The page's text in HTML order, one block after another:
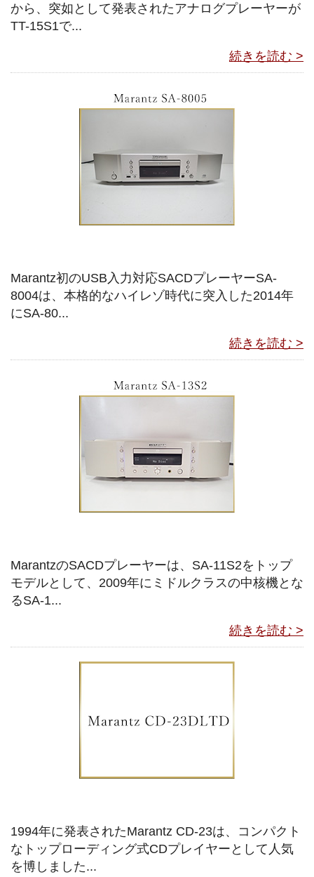
から、突如として発表されたアナログプレーヤーが
TT-15S1で...
続きを読む >
Marantz初のUSB入力対応SACDプレーヤーSA-
8004は、本格的なハイレゾ時代に突入した2014年
にSA-80...
続きを読む >
MarantzのSACDプレーヤーは、SA-11S2をトップ
モデルとして、2009年にミドルクラスの中核機とな
るSA-1...
続きを読む >
1994年に発表されたMarantz CD-23は、コンパクト
なトップローディング式CDプレイヤーとして人気
を博しました...